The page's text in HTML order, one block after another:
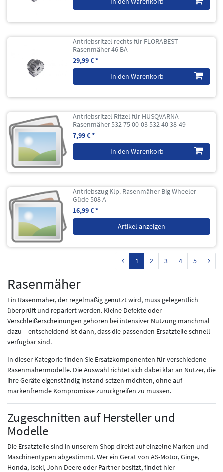
Antriebsritzel rechts für FLORABEST
Rasenmäher 46 BA
29,99 € *
In den Warenkorb
Antriebsritzel Ritzel für HUSQVARNA
Rasenmäher 532 75 00-03 532 40 38-49
7,99 € *
In den Warenkorb
Antriebszug Klp. Rasenmäher Big Wheeler
Güde 508 A
16,99 € *
Artikel anzeigen
1 2 3 4 5
Rasenmäher
Ein Rasenmäher, der regelmäßig genutzt wird, muss gelegentlich
überprüft und repariert werden. Kleine Defekte oder
Verschleißerscheinungen gehören bei intensiver Nutzung manchmal
dazu – entscheidend ist dann, dass die passenden Ersatzteile schnell
verfügbar sind.
In dieser Kategorie finden Sie Ersatzkomponenten für verschiedene
Rasenmähermodelle. Die Auswahl richtet sich dabei klar an Nutzer, die
ihre Geräte eigenständig instand setzen möchten, ohne auf
markenfremde Kompromisse zurückgreifen zu müssen.
Zugeschnitten auf Hersteller und
Modelle
Die Ersatzteile sind in unserem Shop direkt auf einzelne Marken und
Maschinentypen abgestimmt. Wer ein Gerät von AS-Motor, Ginge,
Honda, Iseki, John Deere oder Partner besitzt, findet hier